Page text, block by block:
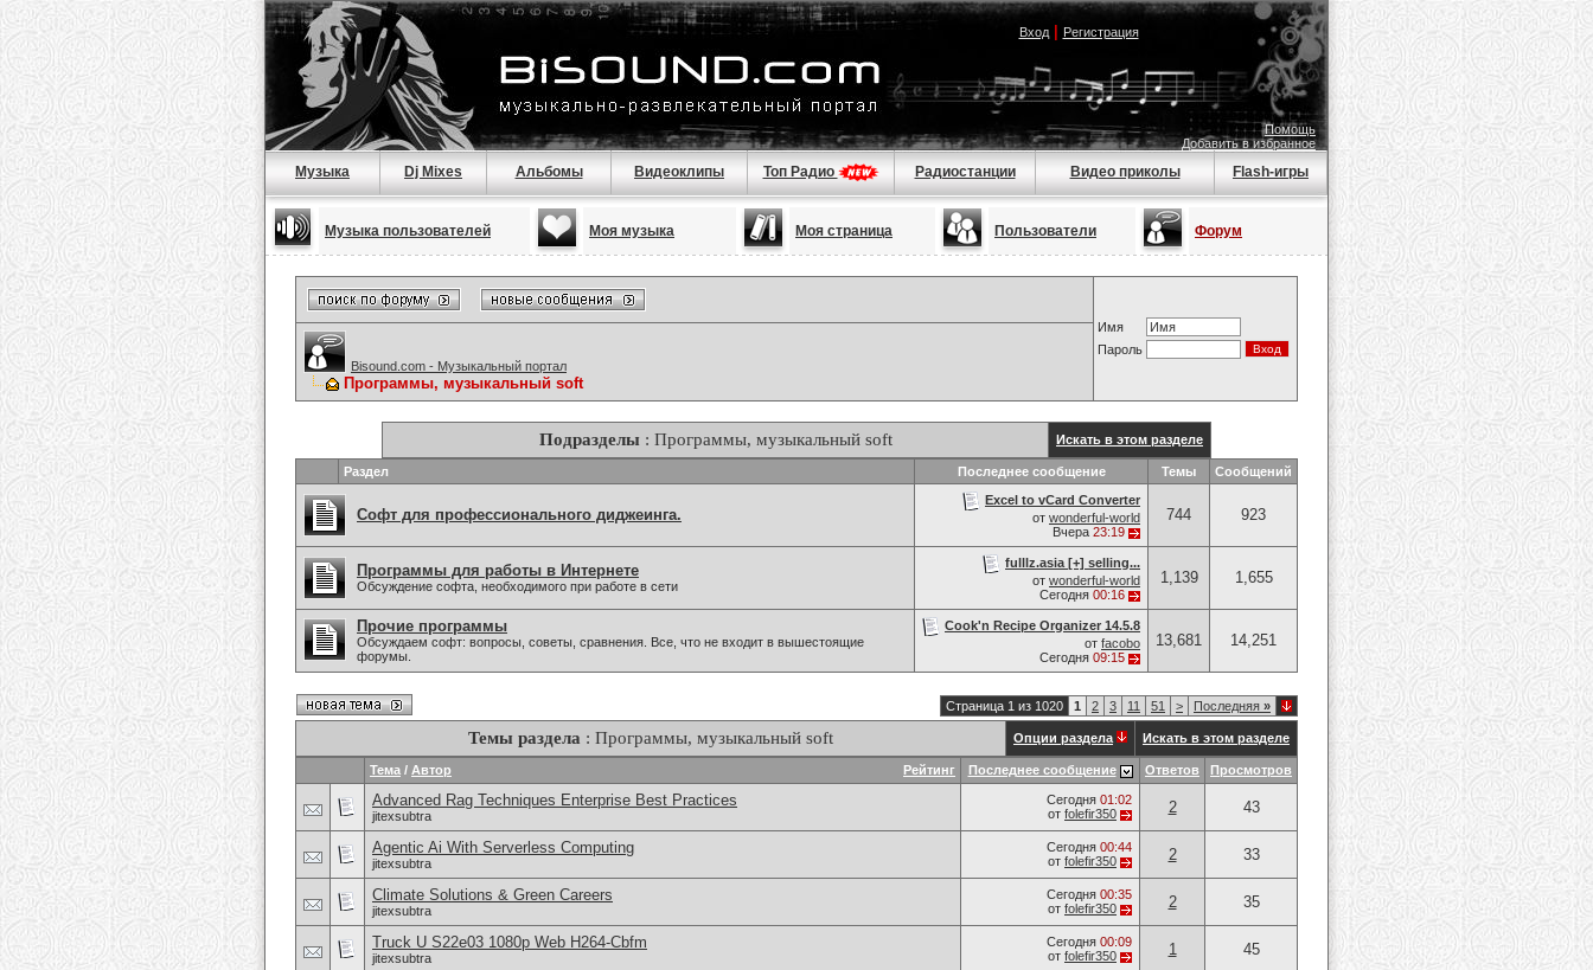
Вход| Регистрация
Помощь
Добавить в избранное
Музыка Dj Mixes Альбомы Видеоклипы Топ Радио Радиостанции Видео приколы Flash-игры
Музыка пользователей Моя музыка Моя страница Пользователи Форум
Имя
Пароль
Bisound.com - Музыкальный портал
Программы, музыкальный soft
Подразделы: Программы, музыкальный soft Искать в этом разделе
Раздел Последнее сообщение Темы Сообщений
Софт для профессионального диджеинга.
Excel to vCard Converter
от wonderful-world
Вчера 23:19
744 923
Программы для работы в Интернете
Обсуждение софта, необходимого при работе в сети
fulllz.asia [+] selling...
от wonderful-world
Сегодня 00:16
1,139 1,655
Прочие программы
Обсуждаем софт: вопросы, советы, сравнения. Все, что не входит в вышестоящие
форумы.
Cook'n Recipe Organizer 14.5.8
от facobo
Сегодня 09:15
13,681 14,251
Страница 1 из 1020 1 2 3 11 51 > Последняя »
Темы раздела : Программы, музыкальный soft Опции раздела Искать в этом разделе
Рейтинг
Тема / Автор Последнее сообщение Ответов Просмотров
Advanced Rag Techniques Enterprise Best Practices
jitexsubtra
Сегодня 01:02
от folefir350 2 43
Agentic Ai With Serverless Computing
jitexsubtra
Сегодня 00:44
от folefir350 2 33
Climate Solutions & Green Careers
jitexsubtra
Сегодня 00:35
от folefir350 2 35
Truck U S22e03 1080p Web H264-Cbfm
jitexsubtra
Сегодня 00:09
от folefir350 1 45